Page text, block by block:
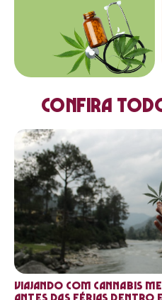
Confira
Viajando com cannabis